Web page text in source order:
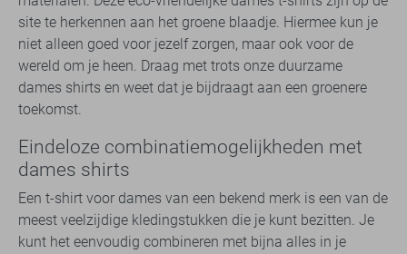
site te herkennen aan het groene blaadje. Hiermee kun je
niet alleen goed voor jezelf zorgen, maar ook voor de
wereld om je heen. Draag met trots onze duurzame
dames shirts en weet dat je bijdraagt aan een groenere
toekomst.
Eindeloze combinatiemogelijkheden met
dames shirts
Een t-shirt voor dames van een bekend merk is een van de
meest veelzijdige kledingstukken die je kunt bezitten. Je
kunt het eenvoudig combineren met bijna alles in je